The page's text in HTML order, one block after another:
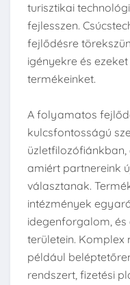
turisztikai
fejlesszen.
fejlődésre
igényekre és
termékeinket.
A folyamatos
kulcsfontosságú
üzletfilozófiánkban,
amiért partnereink
választanak.
intézmények
idegenforgalom,
területein. Komplex
például
rendszert, fizetési